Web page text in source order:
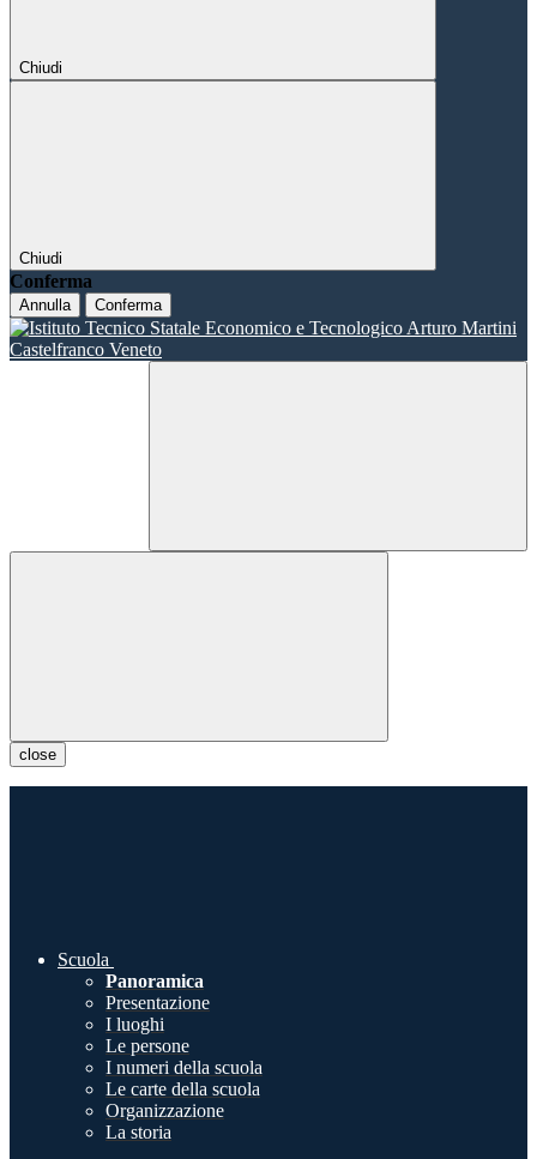
Chiudi
Chiudi
Conferma
Annulla Conferma
close
Scuola
Panoramica
Presentazione
I luoghi
Le persone
I numeri della scuola
Le carte della scuola
Organizzazione
La storia